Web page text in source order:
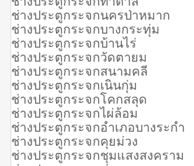
ช่างประตูกระจกนครป่าหมาก
ช่างประตูกระจกบางกระทุ่ม
ช่างประตูกระจกบ้านไร่
ช่างประตูกระจกวัดตายม
ช่างประตูกระจกสนามคลี
ช่างประตูกระจกเนินกุ่ม
ช่างประตูกระจกโคกสลุด
ช่างประตูกระจกไผ่ล้อม
ช่างประตูกระจกอำเภอบางระกำ
ช่างประตูกระจกคุยม่วง
ช่างประตูกระจกชุมแสงสงคราม